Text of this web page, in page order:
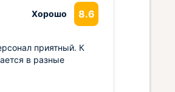
Хорошо 8.6
приятный. К
в разные